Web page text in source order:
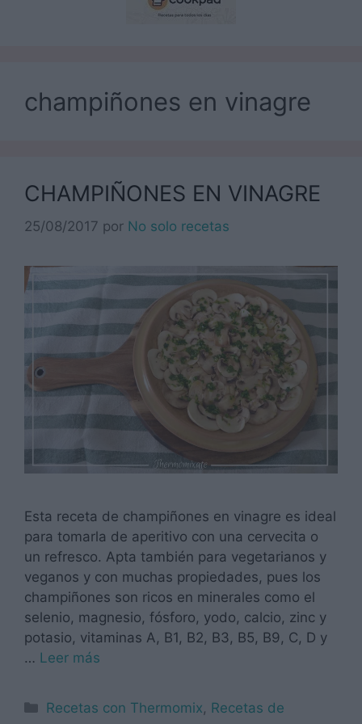
champiñones en vinagre
CHAMPIÑONES EN VINAGRE
25/08/2017 por No solo recetas
Esta receta de champiñones en vinagre es ideal
para tomarla de aperitivo con una cervecita o
un refresco. Apta también para vegetarianos y
veganos y con muchas propiedades, pues los
champiñones son ricos en minerales como el
selenio, magnesio, fósforo, yodo, calcio, zinc y
potasio, vitaminas A, B1, B2, B3, B5, B9, C, D y
… Leer más
Categorías
Recetas con Thermomix, Recetas de